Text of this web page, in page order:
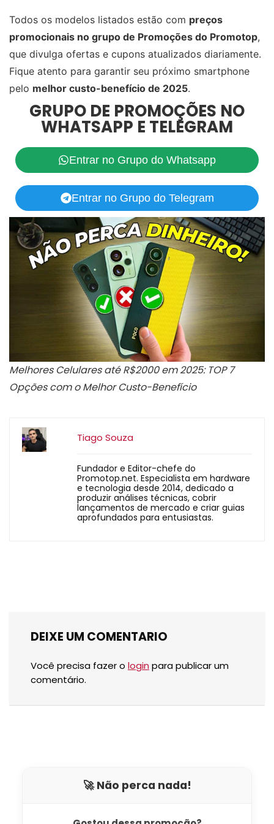
Todos os modelos listados estão com preços
promocionais no grupo de Promoções do Promotop,
que divulga ofertas e cupons atualizados diariamente.
Fique atento para garantir seu próximo smartphone
pelo melhor custo-benefício de 2025.
GRUPO DE PROMOÇÕES NO
WHATSAPP E TELEGRAM
Entrar no Grupo do Whatsapp
Entrar no Grupo do Telegram
Melhores Celulares até R$2000 em 2025: TOP 7
Opções com o Melhor Custo-Benefício
Tiago Souza
Fundador e Editor-chefe do
Promotop.net. Especialista em hardware
e tecnologia desde 2014, dedicado a
produzir análises técnicas, cobrir
lançamentos de mercado e criar guias
aprofundados para entusiastas.
DEIXE UM COMENTARIO
Você precisa fazer o login para publicar um
comentário.
🚀 Não perca nada!